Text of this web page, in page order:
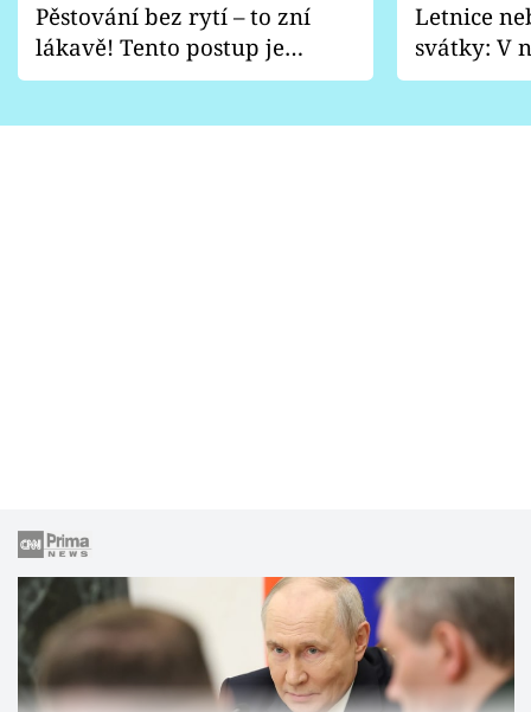
Pěstování bez rytí – to zní
lákavě! Tento postup je
vhodný jen pro některé
Letnice
svátky: V
pondělí